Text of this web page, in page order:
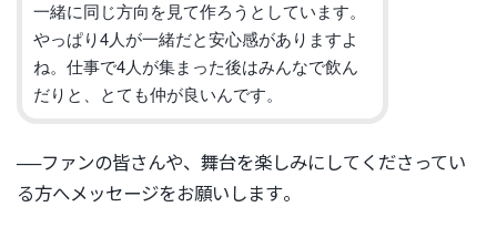
一緒に同じ方向を見て作ろうとしています。
やっぱり4人が一緒だと安心感がありますよ
ね。仕事で4人が集まった後はみんなで飲ん
だりと、 とても仲が良いんです。
──ファンの皆さんや、 舞台を楽しみにしてくださってい
る方へメッセージをお願いします。